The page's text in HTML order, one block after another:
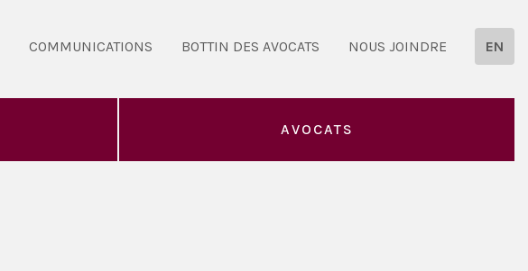
COMMUNICATIONS BOTTIN DES AVOCATS NOUS JOINDRE EN
AVOCATS